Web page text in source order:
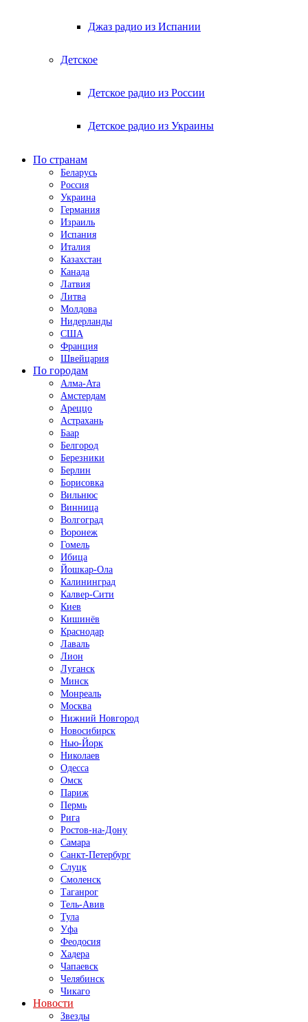
Джаз радио из Испании
Детское
Детское радио из России
Детское радио из Украины
По странам
Беларусь
Россия
Украина
Германия
Израиль
Испания
Италия
Казахстан
Канада
Латвия
Литва
Молдова
Нидерланды
США
Франция
Швейцария
По городам
Алма-Ата
Амстердам
Ареццо
Астрахань
Баар
Белгород
Березники
Берлин
Борисовка
Вильнюс
Винница
Волгоград
Воронеж
Гомель
Ибица
Йошкар-Ола
Калининград
Калвер-Сити
Киев
Кишинёв
Краснодар
Лаваль
Лион
Луганск
Минск
Монреаль
Москва
Нижний Новгород
Новосибирск
Нью-Йорк
Николаев
Одесса
Омск
Париж
Пермь
Рига
Ростов-на-Дону
Самара
Санкт-Петербург
Слуцк
Смоленск
Таганрог
Тель-Авив
Тула
Уфа
Феодосия
Хадера
Чапаевск
Челябинск
Чикаго
Новости
Звезды